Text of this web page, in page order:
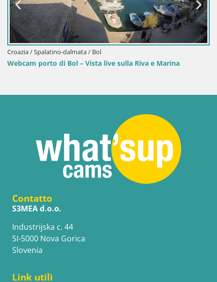
Croazia / Spalatino-dalmata / Bol
Webcam porto di Bol – Vista live sulla Riva e Marina
Contatto
S3MEA d.o.o.
Industrijska c. 44
SI-5000 Nova Gorica
Slovenia
Link utili